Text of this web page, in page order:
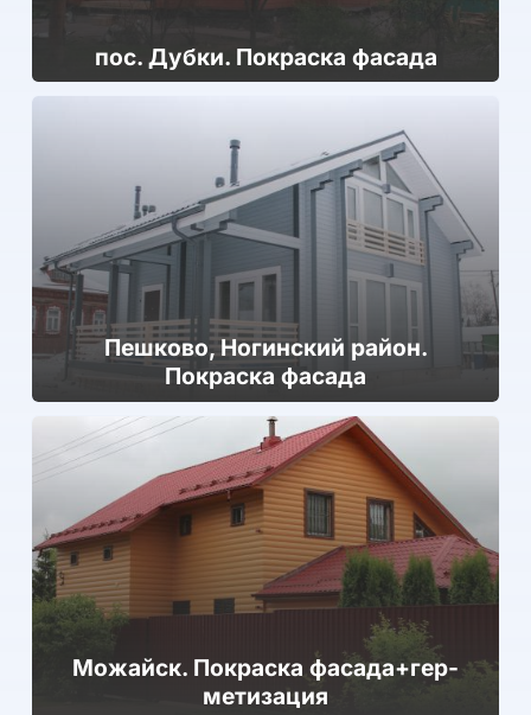
пос. Дубки. Покраска фасада
Пешково, Ногинский район.
Покраска фасада
Можайск. Покраска фа­сада+гер­
ме­тиза­ция